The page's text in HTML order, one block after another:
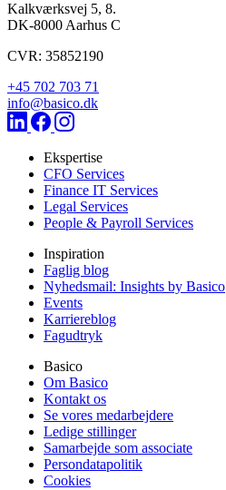
Kalkværksvej 5, 8.
DK-8000 Aarhus C
CVR: 35852190
+45 702 703 71
info@basico.dk
Ekspertise
CFO Services
Finance IT Services
Legal Services
People & Payroll Services
Inspiration
Faglig blog
Nyhedsmail: Insights by Basico
Events
Karriereblog
Fagudtryk
Basico
Om Basico
Kontakt os
Se vores medarbejdere
Ledige stillinger
Samarbejde som associate
Persondatapolitik
Cookies